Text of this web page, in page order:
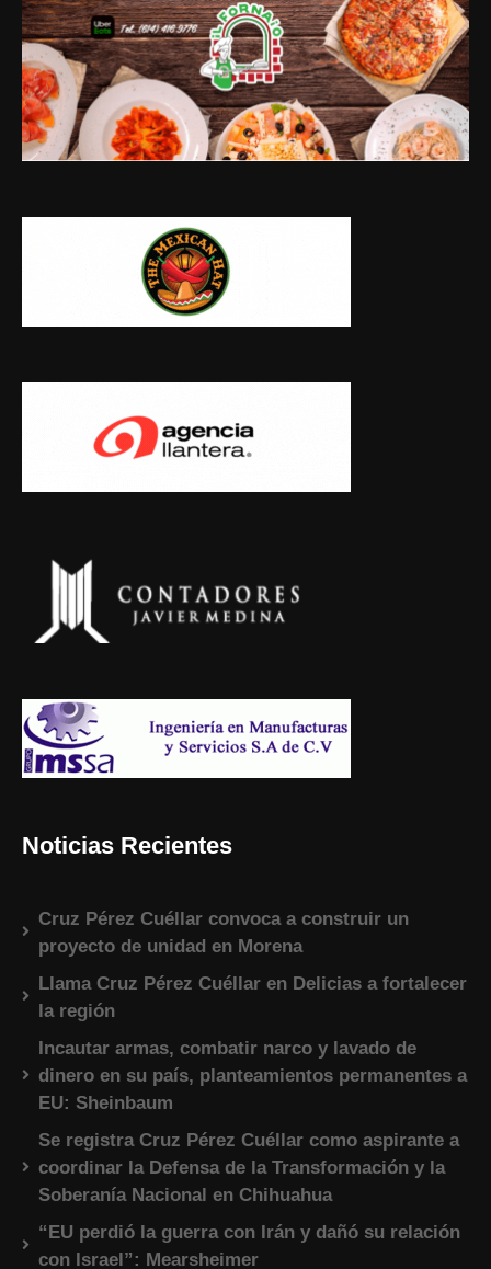
Noticias Recientes
Cruz Pérez Cuéllar convoca a construir un
proyecto de unidad en Morena
Llama Cruz Pérez Cuéllar en Delicias a fortalecer
la región
Incautar armas, combatir narco y lavado de
dinero en su país, planteamientos permanentes a
EU: Sheinbaum
Se registra Cruz Pérez Cuéllar como aspirante a
coordinar la Defensa de la Transformación y la
Soberanía Nacional en Chihuahua
“EU perdió la guerra con Irán y dañó su relación
con Israel”: Mearsheimer